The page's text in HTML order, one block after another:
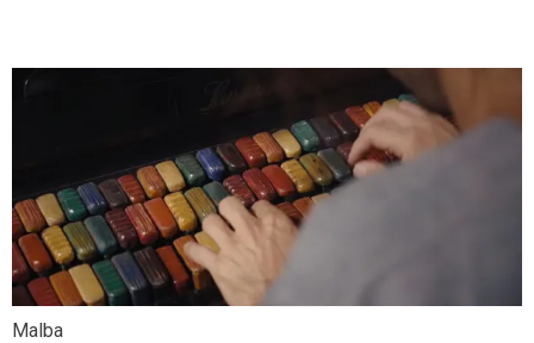
Malba